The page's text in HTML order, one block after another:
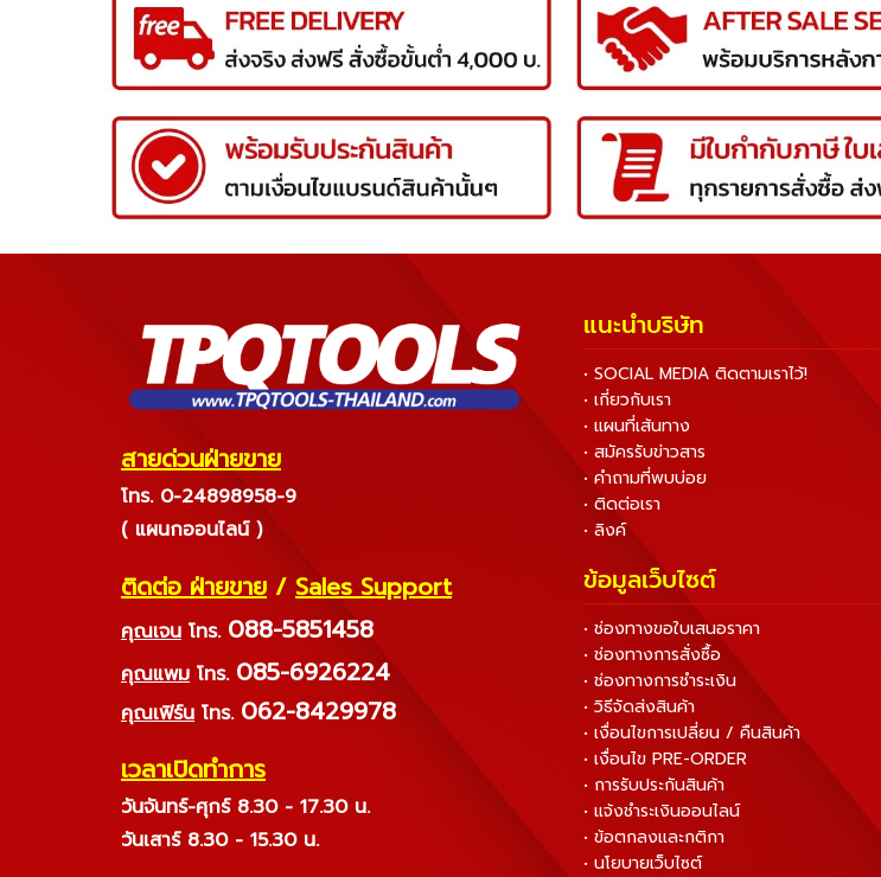
สายด่วนฝ่ายขาย
โทร. 0-24898958-9
( แผนกออนไลน์ )
ติดต่อ ฝ่ายขาย / Sales Support
คุณเจน โทร. 088-5851458
คุณแพม โทร. 085-6926224
คุณเฟิร์น โทร. 062-8429978
เวลาเปิดทำการ
วันจันทร์-ศุกร์ 8.30 - 17.30 น.
วันเสาร์ 8.30 - 15.30 น.
แนะนำบริษัท
• SOCIAL MEDIA ติดตามเราไว้!
• เกี่ยวกับเรา
• แผนที่เส้นทาง
• สมัครรับข่าวสาร
• คำถามที่พบบ่อย
• ติดต่อเรา
• ลิงค์
ข้อมูลเว็บไซต์
• ช่องทางขอใบเสนอราคา
• ช่องทางการสั่งซื้อ
• ช่องทางการชำระเงิน
• วิธีจัดส่งสินค้า
• เงื่อนไขการเปลี่ยน / คืนสินค้า
• เงื่อนไข PRE-ORDER
• การรับประกันสินค้า
• แจ้งชำระเงินออนไลน์
• ข้อตกลงและกติกา
• นโยบายเว็บไซต์